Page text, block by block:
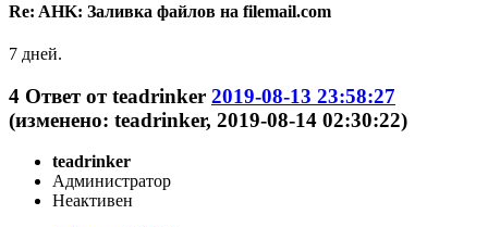
Re: AHK: Заливка файлов на filemail.com
7 дней.
4 Ответ отteadrinker 2019-08-13 23:58:27
(изменено: teadrinker, 2019-08-14 02:30:22)
teadrinker
Администратор
Неактивен